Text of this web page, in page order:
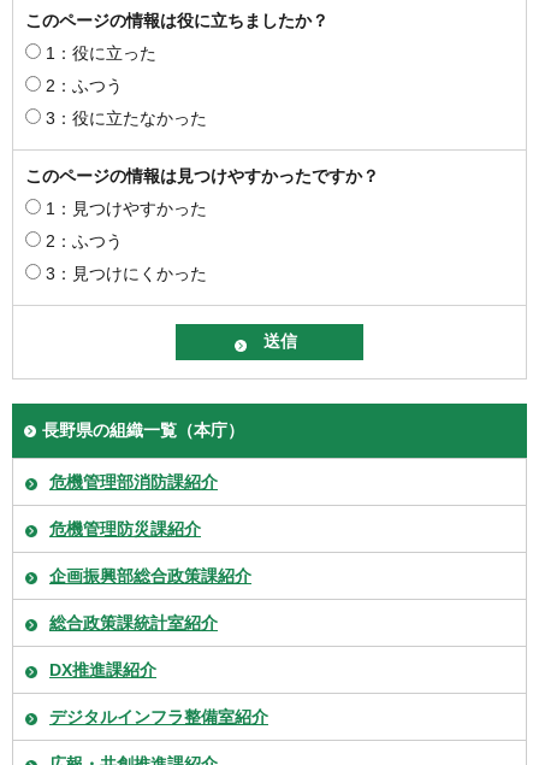
このページの情報は役に立ちましたか？
1：役に立った
2：ふつう
3：役に立たなかった
このページの情報は見つけやすかったですか？
1：見つけやすかった
2：ふつう
3：見つけにくかった
長野県の組織一覧（本庁）
危機管理部消防課紹介
危機管理防災課紹介
企画振興部総合政策課紹介
総合政策課統計室紹介
DX推進課紹介
デジタルインフラ整備室紹介